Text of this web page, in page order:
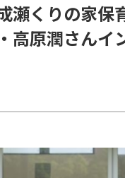
瀬くりの家
高原潤さんイ